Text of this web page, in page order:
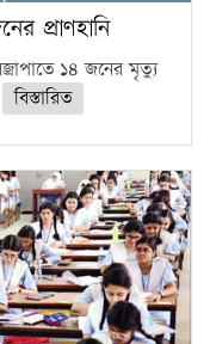
প্রাণহানি
১৪ জনের মৃত্যু
বিস্তারিত